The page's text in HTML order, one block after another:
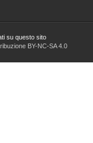
su questo sito
BY-NC-SA 4.0